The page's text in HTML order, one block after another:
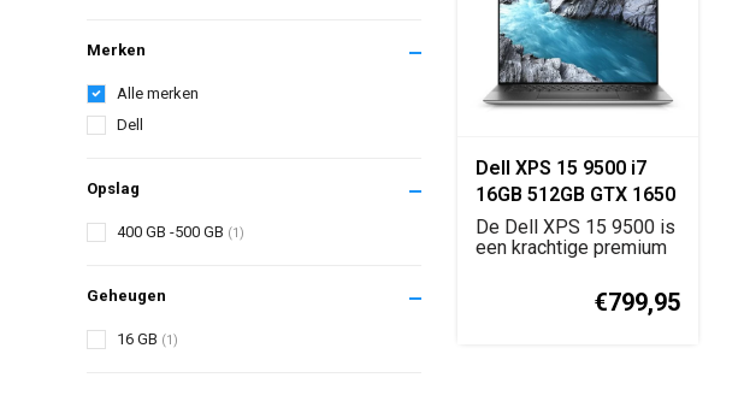
Merken
Alle merken
Dell
Opslag
400 GB -500 GB (1)
Geheugen
16 GB (1)
Dell XPS 15 9500 i7
16GB 512GB GTX 1650
Ti
De Dell XPS 15 9500 is
een krachtige premium
€799,95